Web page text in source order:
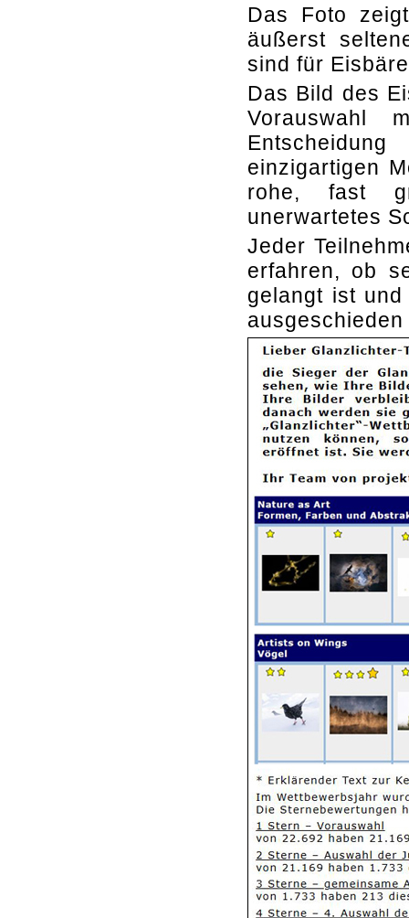
Das Foto
äußerst
sind für
Das Bild des
einzigartigen
rohe, fast
unerwartetes
Jeder
erfahren, ob
gelangt ist
ausgeschieden